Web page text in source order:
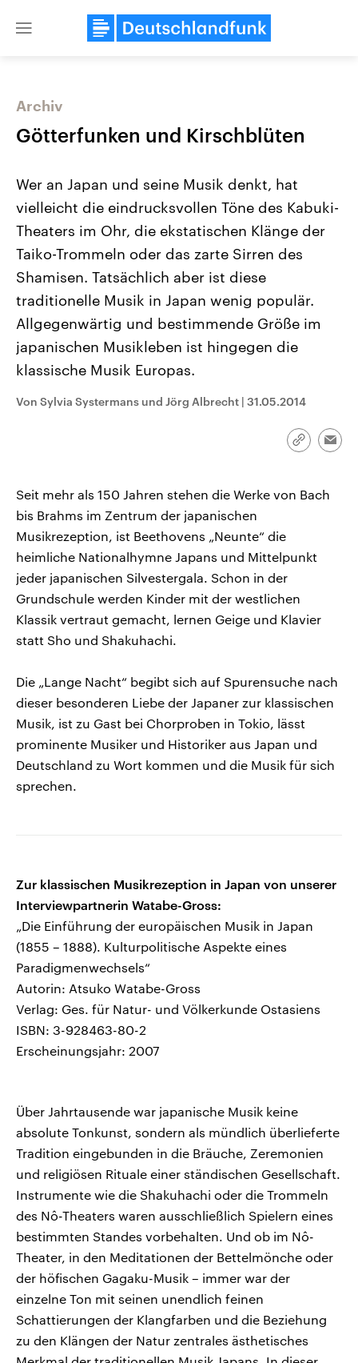
Close
Landtagswahl Sachsen-Anhalt
2026
Alle Informationen
Sachsen-Anhalt wählt am 6.
September 2026 einen neuen
Landtag. Seit 2021 wird das
Bundesland von einer Koalition aus
CDU, SPD und FDP regiert.-
Wahlprogramme, aktuelle Berichte
und Hintergründe zu den Parteien
USA
Aktuelle Beiträge,
Hintergründe
Wirtschaftlich und
gehören die Vereinigten
den mächtigsten Ländern
mit großem Einfluss auf
Sendungen Programm Podcasts
Archiv
Götterfunken und Kirschblüten
Wer an Japan und seine Musik denkt, hat
vielleicht die eindrucksvollen Töne des Kabuki-
Theaters im Ohr, die ekstatischen Klänge der
Taiko-Trommeln oder das zarte Sirren des
Shamisen. Tatsächlich aber ist diese
traditionelle Musik in Japan wenig populär.
Allgegenwärtig und bestimmende Größe im
japanischen Musikleben ist hingegen die
klassische Musik Europas.
Von Sylvia Systermans und Jörg Albrecht | 31.05.2014
Link
Seit mehr als 150 Jahren stehen die Werke von Bach
bis Brahms im Zentrum der japanischen
Musikrezeption, ist Beethovens „Neunte“ die
heimliche Nationalhymne Japans und Mittelpunkt
jeder japanischen Silvestergala. Schon in der
Grundschule werden Kinder mit der westlichen
Klassik vertraut gemacht, lernen Geige und Klavier
statt Sho und Shakuhachi.
Die „Lange Nacht“ begibt sich auf Spurensuche nach
dieser besonderen Liebe der Japaner zur klassischen
Musik, ist zu Gast bei Chorproben in Tokio, lässt
prominente Musiker und Historiker aus Japan und
Deutschland zu Wort kommen und die Musik für sich
sprechen.
Zur klassischen Musikrezeption in Japan von unserer
Interviewpartnerin Watabe-Gross:
„Die Einführung der europäischen Musik in Japan
(1855 – 1888). Kulturpolitische Aspekte eines
Paradigmenwechsels“
Autorin: Atsuko Watabe-Gross
Verlag: Ges. für Natur- und Völkerkunde Ostasiens
ISBN: 3-928463-80-2
Erscheinungsjahr: 2007
Über Jahrtausende war japanische Musik keine
absolute Tonkunst, sondern als mündlich überlieferte
Tradition eingebunden in die Bräuche, Zeremonien
und religiösen Rituale einer ständischen Gesellschaft.
Instrumente wie die Shakuhachi oder die Trommeln
des Nô-Theaters waren ausschließlich Spielern eines
bestimmten Standes vorbehalten. Und ob im Nô-
Theater, in den Meditationen der Bettelmönche oder
der höfischen Gagaku-Musik – immer war der
einzelne Ton mit seinen unendlich feinen
Schattierungen der Klangfarben und die Beziehung
zu den Klängen der Natur zentrales ästhetisches